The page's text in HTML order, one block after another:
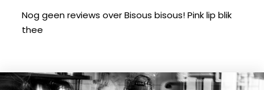
Nog geen reviews over Bisous bisous! Pink lip blik
thee